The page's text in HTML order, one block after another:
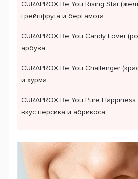
CURAPROX Be You Rising Star
грейпфрута и бергамота
CURAPROX Be You Candy Lover
арбуза
CURAPROX Be You Challenger
и хурма
CURAPROX Be You Pure
вкус персика и абрикоса